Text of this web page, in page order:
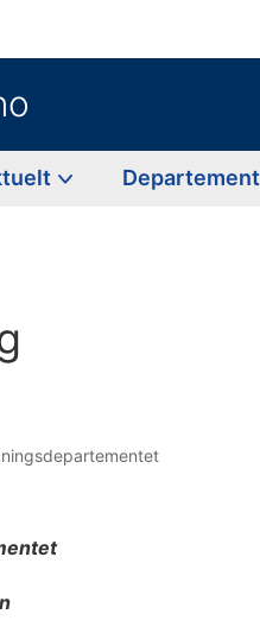
Departement